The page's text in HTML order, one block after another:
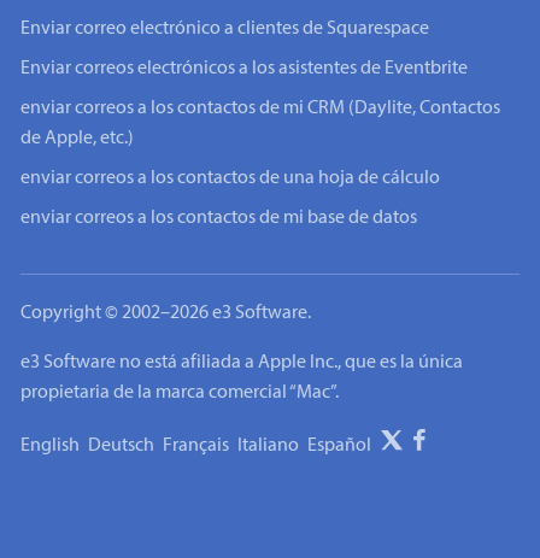
Enviar correo electrónico a clientes de Squarespace
Enviar correos electrónicos a los asistentes de Eventbrite
enviar correos a los contactos de mi CRM (Daylite, Contactos
de Apple, etc.)
enviar correos a los contactos de una hoja de cálculo
enviar correos a los contactos de mi base de datos
Copyright © 2002–2026 e3 Software.
e3 Software no está afiliada a Apple Inc., que es la única
propietaria de la marca comercial “Mac”.
English Deutsch Français Italiano Español